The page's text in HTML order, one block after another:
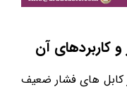
کابل های فشار ضعیف